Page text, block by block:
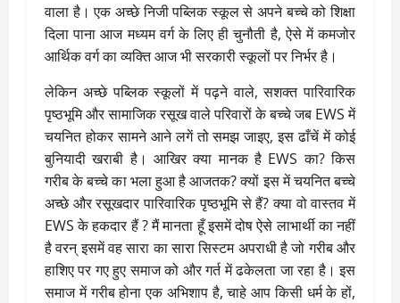
वाला है। एक अच्छे निजी पब्लिक स्कूल से अपने बच्चे को शिक्षा
दिला पाना आज मध्यम वर्ग के लिए ही चुनौती है, ऐसे में कमजोर
आर्थिक वर्ग का व्यक्ति आज भी सरकारी स्कूलों पर निर्भर है।
लेकिन अच्छे पब्लिक स्कूलों में पढ़ने वाले, सशक्त पारिवारिक
पृष्ठभूमि और सामाजिक रसूख वाले परिवारों के बच्चे जब EWS में
चयनित होकर सामने आने लगें तो समझ जाइए, इस ढाँचें में कोई
बुनियादी खराबी है। आखिर क्या मानक है EWS का? किस
गरीब के बच्चे का भला हुआ है आजतक? क्यों इस में चयनित बच्चे
अच्छे और रसूखदार पारिवारिक पृष्ठभूमि से हैं? क्या वो वास्तव में
EWS के हकदार हैं ? मैं मानता हूँ इसमें दोष ऐसे लाभार्थी का नहीं
है वरन् इसमें वह सारा का सारा सिस्टम अपराधी है जो गरीब और
हाशिए पर गए हुए समाज को और गर्त में ढकेलता जा रहा है। इस
समाज में गरीब होना एक अभिशाप है, चाहे आप किसी धर्म के हों,